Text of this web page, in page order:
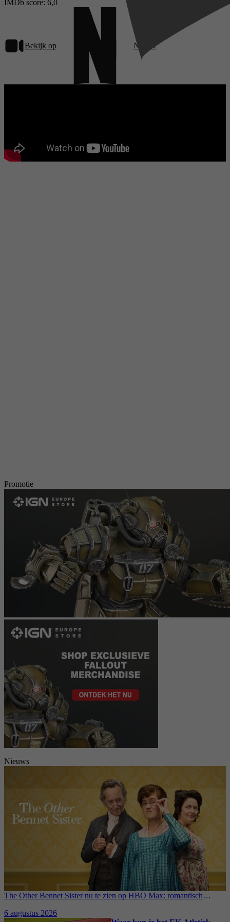
IMDb score: 6,0
Bekijk op Netflix
Promotie
Nieuws
The Other Bennet Sister nu te zien op HBO Max: romantisch
6 augustus 2026